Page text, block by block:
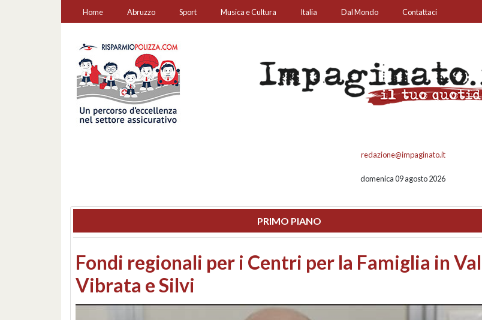
Home Abruzzo Sport Musica e Cultura Italia Dal Mondo Contattaci
redazione@impaginato.it
domenica 09 agosto 2026
PRIMO PIANO
Montesilvano, sequestrato un chiosco sul
lungomare: contestati abusi edilizi e occupazione
abusiva